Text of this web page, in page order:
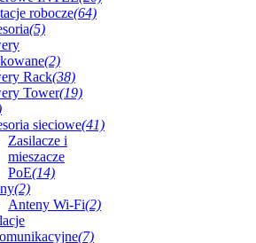
robocze(64)
(5)
(2)
Rack(38)
Tower(19)
sieciowe(41)
Zasilacze i
mieszacze
PoE(14)
(2)
Anteny Wi-Fi(2)
(7)